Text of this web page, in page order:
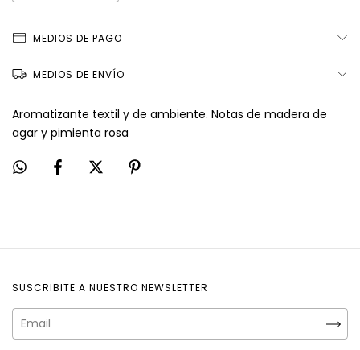
MEDIOS DE PAGO
MEDIOS DE ENVÍO
Aromatizante textil y de ambiente. Notas de madera de
agar y pimienta rosa
SUSCRIBITE A NUESTRO NEWSLETTER